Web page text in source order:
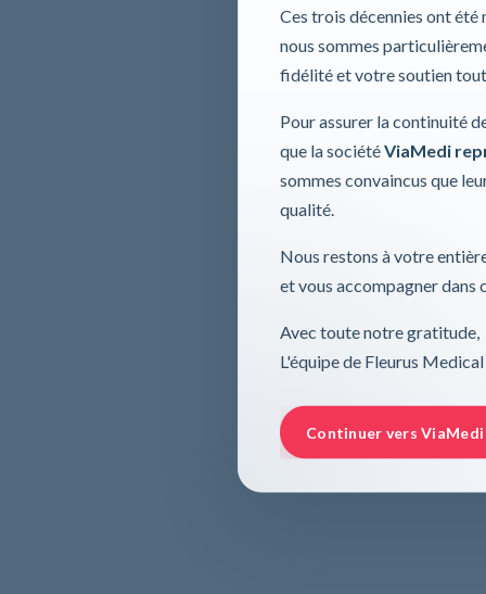
Ces trois décennies ont
nous sommes
fidélité et votre soutien
Pour assurer la continuité
que la sociétéViaMedi
sommes convaincus que
qualité.
Nous restons à votre
et vous accompagner dans
Avec toute notre gratitude,
L'équipe de Fleurus Medical
Continuer vers ViaMedi